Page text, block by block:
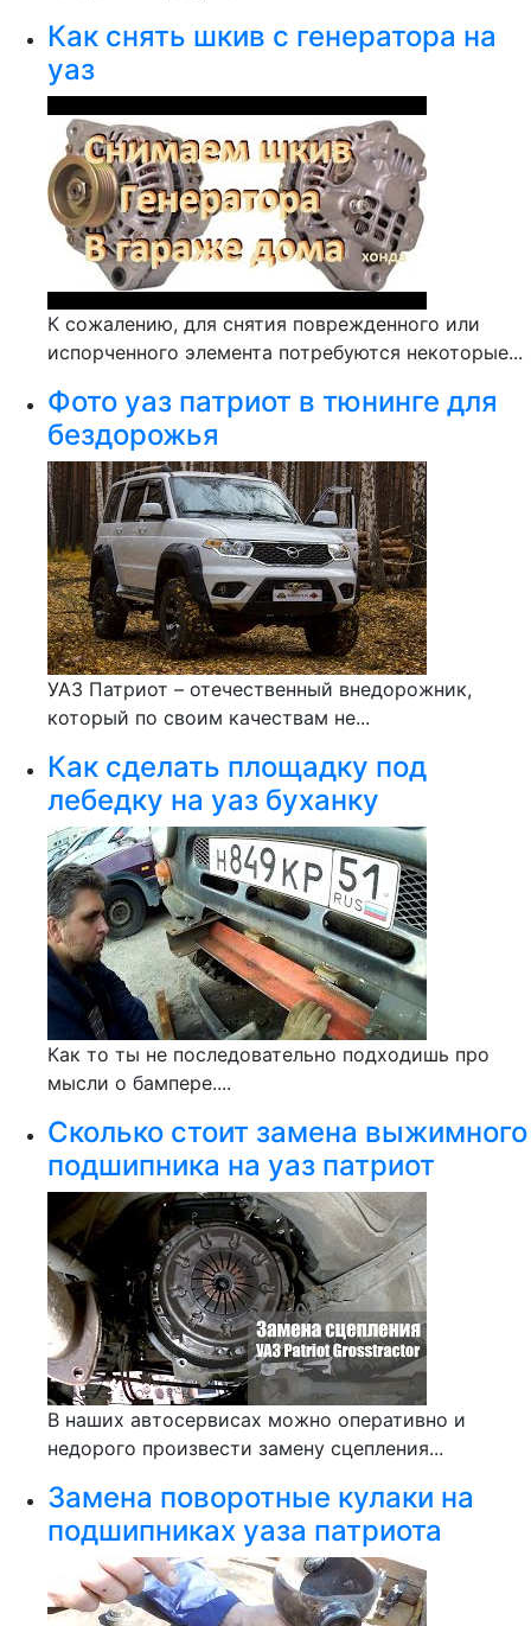
Как снять шкив с генератора на
уаз
К сожалению, для снятия поврежденного или
испорченного элемента потребуются некоторые...
Фото уаз патриот в тюнинге для
бездорожья
УАЗ Патриот – отечественный внедорожник,
который по своим качествам не...
Как сделать площадку под
лебедку на уаз буханку
Как то ты не последовательно подходишь про
мысли о бампере....
Сколько стоит замена выжимного
подшипника на уаз патриот
В наших автосервисах можно оперативно и
недорого произвести замену сцепления...
Замена поворотные кулаки на
подшипниках уаза патриота